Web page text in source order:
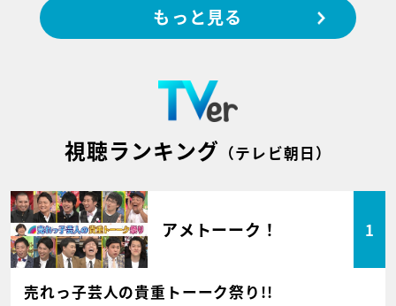
もっと見る
視聴ランキング （テレビ朝日）
アメトーーク！ 1
売れっ子芸人の貴重トーーク祭り!!